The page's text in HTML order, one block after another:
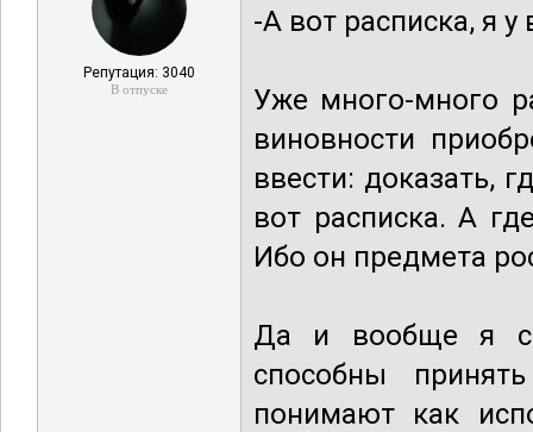
Репутация: 3040
В отпуске
-А вот расписка, я у
Уже много-много
виновности
ввести: доказать,
вот расписка. А
Ибо он предмета
Да и вообще я
способны
понимают как